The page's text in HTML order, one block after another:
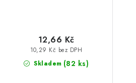
Skladem (82 ks)
10,29 Kč bez DPH
12,66 Kč